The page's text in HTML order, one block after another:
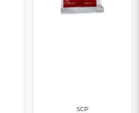
SCP